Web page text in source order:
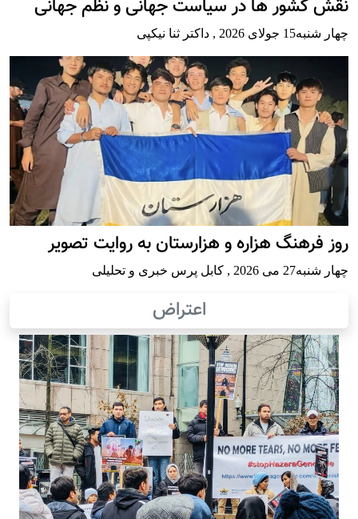
نقش کشور ها در سیاست جهانی و نظم جهانی
چهار شنبه15 جولای 2026 , داکتر ثنا نیکپی
روز فرهنگ هزاره و هزارستان به روایت تصویر
چهار شنبه27 می 2026 , کابل پرس خبری و تحلیلی
اعتراض